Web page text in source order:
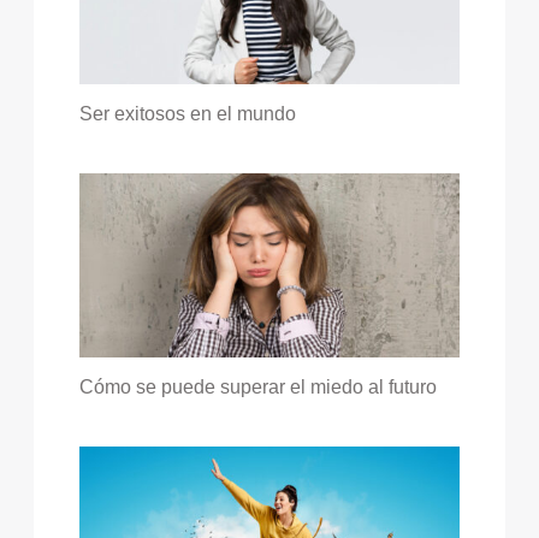
Ser exitosos en el mundo
Cómo se puede superar el miedo al futuro